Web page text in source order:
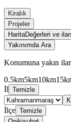
Kiralık
Projeler
HaritaDeğerleri ve
Yakınımda Ara
Konumuna yakın
0.5km5km10km
İl Temizle
İlçe Temizle